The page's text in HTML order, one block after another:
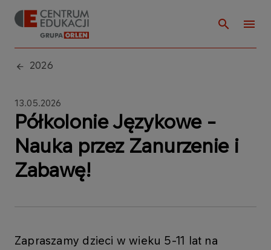
2026
13.05.2026
Półkolonie Językowe -
Nauka przez Zanurzenie i
Zabawę!
Zapraszamy dzieci w wieku 5-11 lat na